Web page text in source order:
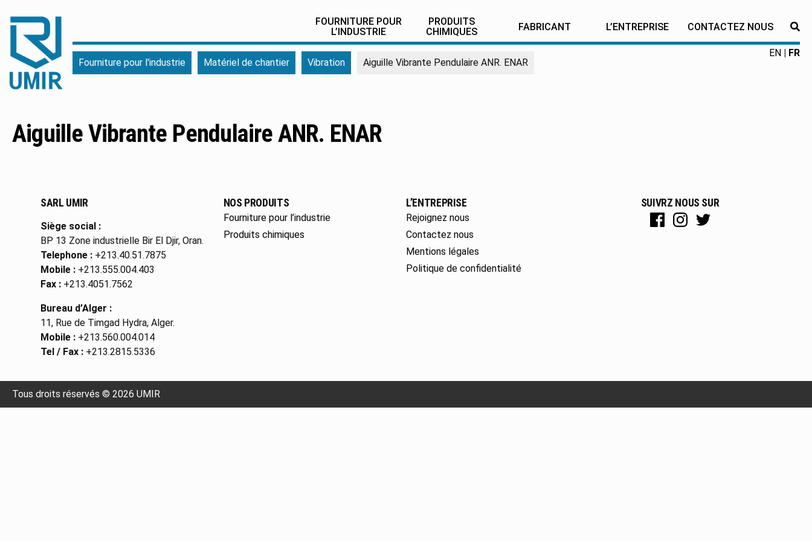
Fourniture
pour
chimiques
|
FOURNITURE POUR
L’INDUSTRIE
PRODUITS
CHIMIQUES
FABRICANT L’ENTREPRISE CONTACTEZ NOUS
EN
FR
Fourniture pour l'industrie
Matériel de chantier Vibration Aiguille Vibrante Pendulaire ANR. ENAR
Aiguille Vibrante Pendulaire ANR. ENAR
SARL UMIR
Siège social :
BP 13 Zone industrielle Bir El Djir, Oran.
Telephone : +213.40.51.7875
Mobile : +213.555.004.403
Fax : +213.4051.7562
Bureau d’Alger :
11, Rue de Timgad Hydra, Alger.
Mobile : +213.560.004.014
Tel / Fax : +213.2815.5336
NOS PRODUITS
Fourniture pour l’industrie
Produits chimiques
L’ENTREPRISE
Rejoignez nous
Contactez nous
Mentions légales
Politique de confidentialité
SUIVRZ NOUS SUR
Tous droits réservés © 2026 UMIR